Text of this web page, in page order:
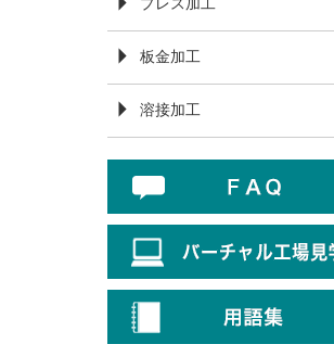
プレス加工
板金加工
溶接加工